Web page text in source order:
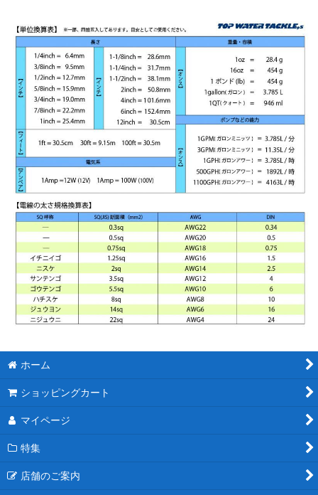
ホーム
ショッピングカート
マイページ
特集
店舗のご案内